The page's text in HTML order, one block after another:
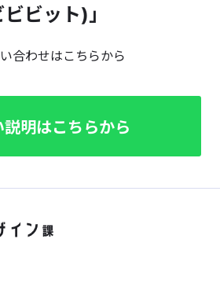
ビット)」
合わせはこちらから
説明はこちらから